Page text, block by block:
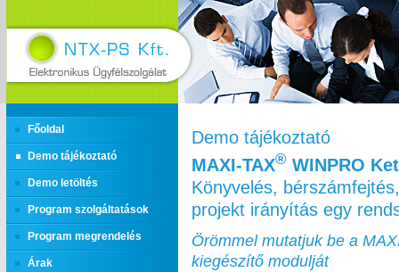
Főoldal
Demo tájékoztató
Demo letöltés
Program szolgáltatások
Program megrendelés
Árak
Demo tájékoztató
MAXI‑TAX® WINPRO
Könyvelés,
projekt irányítás egy
Örömmel mutatjuk be a
kiegészítő modulját